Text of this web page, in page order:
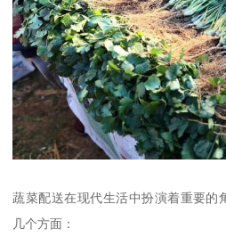
蔬菜配送在现代生活中扮演着重要的
几个方面：